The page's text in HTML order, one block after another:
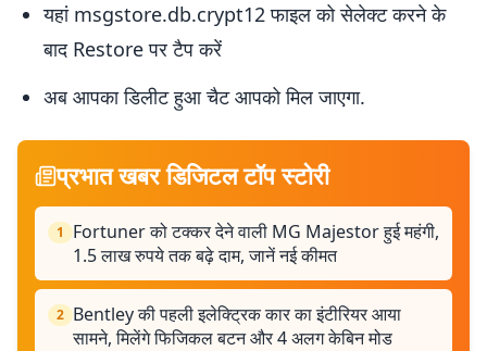
यहां msgstore.db.crypt12 फाइल को सेलेक्ट करने के
बाद Restore पर टैप करें
अब आपका डिलीट हुआ चैट आपको मिल जाएगा.
प्रभात खबर डिजिटल टॉप स्टोरी
1
Fortuner को टक्कर देने वाली MG Majestor हुई महंगी,
1.5 लाख रुपये तक बढ़े दाम, जानें नई कीमत
2 Bentley की पहली इलेक्ट्रिक कार का इंटीरियर आया
सामने, मिलेंगे फिजिकल बटन और 4 अलग केबिन मोड